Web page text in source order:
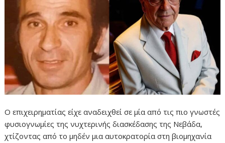
Ο επιχειρηματίας είχε αναδειχθεί σε μία από τις πιο γνωστές
φυσιογνωμίες της νυχτερινής διασκέδασης της Νεβάδα,
χτίζοντας από το μηδέν μια αυτοκρατορία στη βιομηχανία